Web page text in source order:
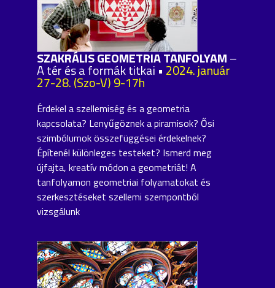
SZAKRÁLIS GEOMETRIA TANFOLYAM–
A tér és a formák titkai • 2024. január
27-28. (Szo-V) 9-17h
Érdekel a szellemiség és a geometria
kapcsolata? Lenyűgöznek a piramisok? Ősi
szimbólumok összefüggései érdekelnek?
Építenél különleges testeket? Ismerd meg
újfajta, kreatív módon a geometriát! A
tanfolyamon geometriai folyamatokat és
szerkesztéseket szellemi szempontból
vizsgálunk